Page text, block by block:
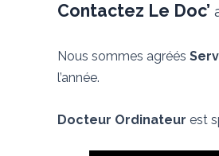
Contactez Le Doc’
Nous sommes agréés
l’année.
Docteur Ordinateur est